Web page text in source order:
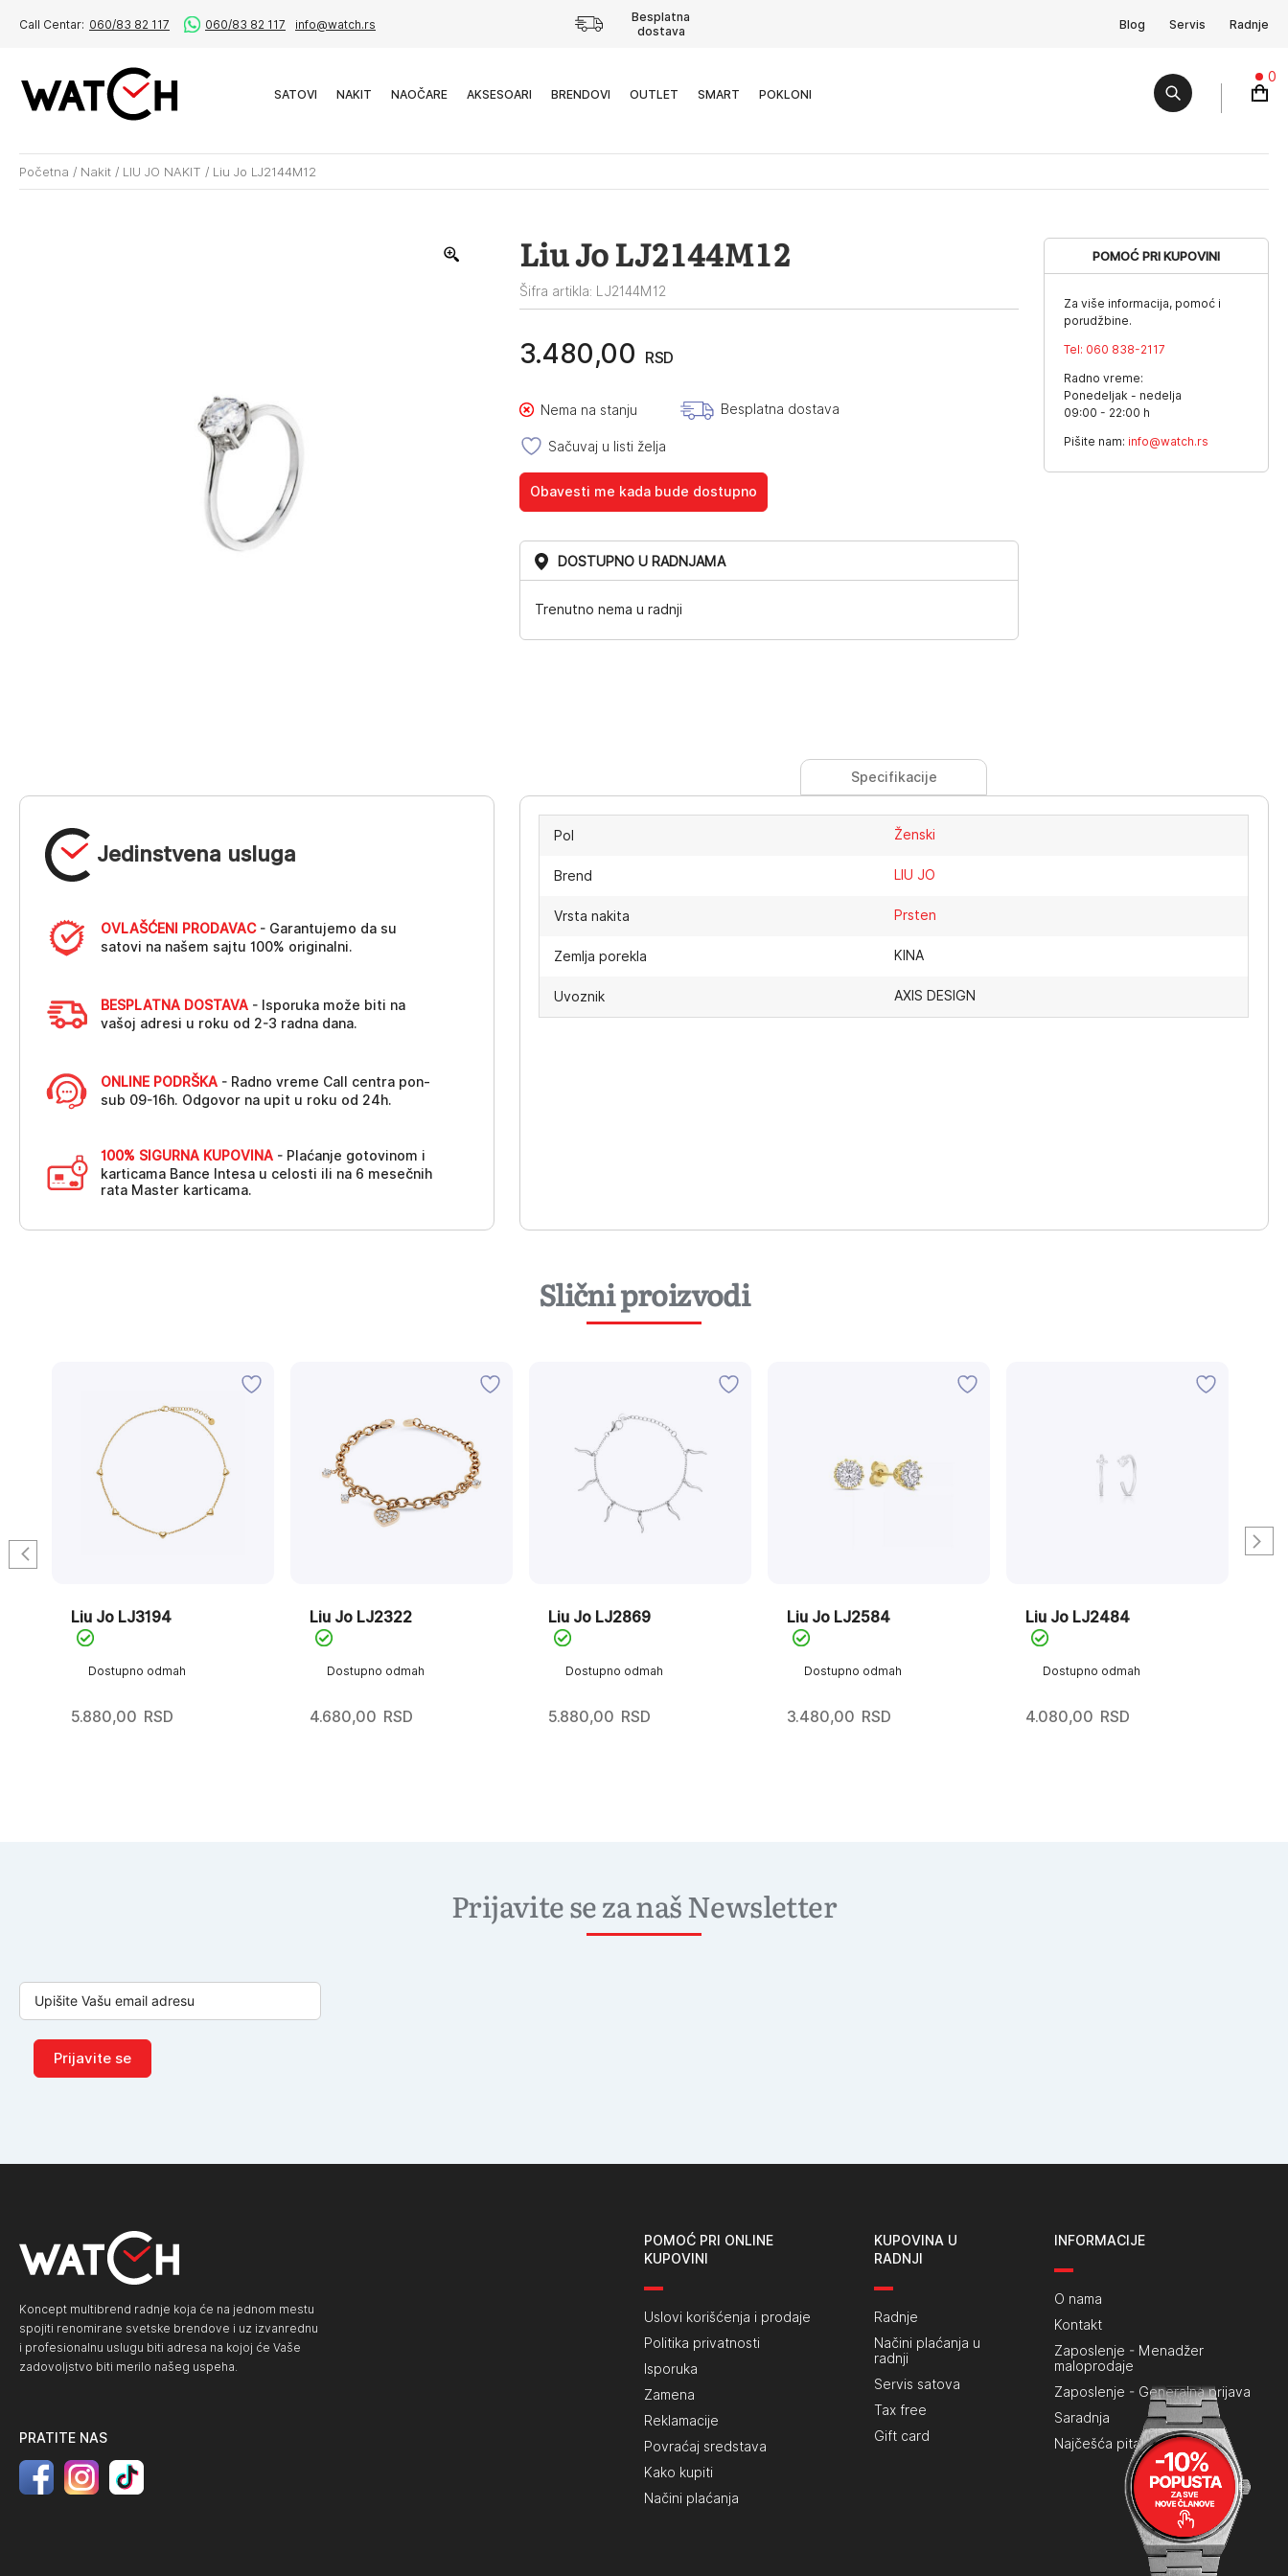
Call Centar: 060/83 82 117 060/83 82 117 info@watch.rs
Besplatna
dostava
Blog Servis Radnje
SATOVI NAKIT NAOČARE AKSESOARI BRENDOVI OUTLET SMART POKLONI
0
Početna / Nakit / LIU JO NAKIT / Liu Jo LJ2144M12
Liu Jo LJ2144M12
Šifra artikla: LJ2144M12
3.480,00 RSD
Nema na stanju Besplatna dostava
Sačuvaj u listi želja
Obavesti me kada bude dostupno
DOSTUPNO U RADNJAMA
Trenutno nema u radnji
POMOĆ PRI KUPOVINI
Za više informacija, pomoć i
porudžbine.
Tel: 060 838-2117
Radno vreme:
Ponedeljak - nedelja
09:00 - 22:00 h
Pišite nam: info@watch.rs
Jedinstvena usluga
OVLAŠĆENI PRODAVAC- Garantujemo da su
satovi na našem sajtu 100% originalni.
BESPLATNA DOSTAVA - Isporuka može biti na
vašoj adresi u roku od 2-3 radna dana.
ONLINE PODRŠKA - Radno vreme Call centra pon-
sub 09-16h. Odgovor na upit u roku od 24h.
100% SIGURNA KUPOVINA - Plaćanje gotovinom i
karticama Bance Intesa u celosti ili na 6 mesečnih
rata Master karticama.
Specifikacije
Pol Ženski
Brend LIU JO
Vrsta nakita Prsten
Zemlja porekla KINA
Uvoznik AXIS DESIGN
Slični proizvodi
Dostupno odmah
Liu Jo LJ3194
5.880,00 RSD
Dostupno odmah
Liu Jo LJ2322
4.680,00 RSD
Dostupno odmah
Liu Jo LJ2869
5.880,00 RSD
Dostupno odmah
Liu Jo LJ2584
3.480,00 RSD
Dostupno odmah
Liu Jo LJ2484
4.080,00 RSD
Prijavite se za naš Newsletter
Prijavite se
Koncept multibrend radnje koja će na jednom mestu
spojiti renomirane svetske brendove i uz izvanrednu
i profesionalnu uslugu biti adresa na kojoj će Vaše
zadovoljstvo biti merilo našeg uspeha.
PRATITE NAS
POMOĆ PRI ONLINE
KUPOVINI
Uslovi korišćenja i prodaje
Politika privatnosti
Isporuka
Zamena
Reklamacije
Povraćaj sredstava
Kako kupiti
Načini plaćanja
KUPOVINA U
RADNJI
Radnje
Načini plaćanja u
radnji
Servis satova
Tax free
Gift card
INFORMACIJE
O nama
Kontakt
Zaposlenje - Menadžer
maloprodaje
Zaposlenje - Generalna prijava
Saradnja
Najčešća pitanja